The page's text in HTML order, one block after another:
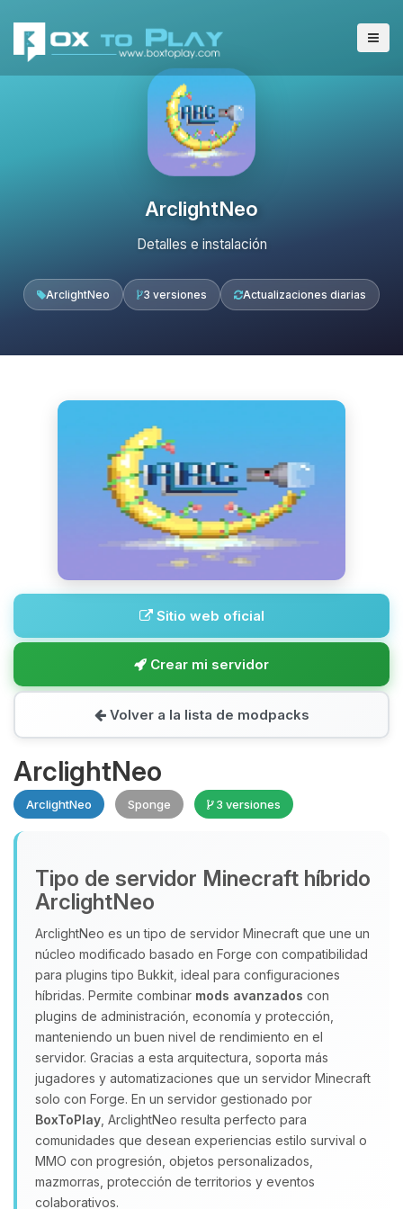
ArclightNeo
Detalles e instalación
ArclightNeo 3 versiones Actualizaciones diarias
Sitio web oficial
Crear mi servidor
Volver a la lista de modpacks
ArclightNeo
ArclightNeo Sponge 3 versiones
Tipo de servidor Minecraft híbrido
ArclightNeo
ArclightNeo es un tipo de servidor Minecraft que une un
núcleo modificado basado en Forge con compatibilidad
para plugins tipo Bukkit, ideal para configuraciones
híbridas. Permite combinar mods avanzados con
plugins de administración, economía y protección,
manteniendo un buen nivel de rendimiento en el
servidor. Gracias a esta arquitectura, soporta más
jugadores y automatizaciones que un servidor Minecraft
solo con Forge. En un servidor gestionado por
BoxToPlay , ArclightNeo resulta perfecto para
comunidades que desean experiencias estilo survival o
MMO con progresión, objetos personalizados,
mazmorras, protección de territorios y eventos
colaborativos.
Yupi, por fin alguien con quien
hablar! Soy Choupy, tu pequeno
asistente de BoxToPlay. Cuentame
que necesitas y moveré mis
pequenos circuitos para ayudarte.
07/08/2026 11:46